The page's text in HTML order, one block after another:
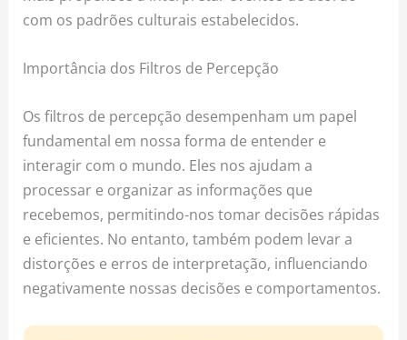
com os padrões culturais estabelecidos.
Importância dos Filtros de Percepção
Os filtros de percepção desempenham um papel
fundamental em nossa forma de entender e
interagir com o mundo. Eles nos ajudam a
processar e organizar as informações que
recebemos, permitindo-nos tomar decisões rápidas
e eficientes. No entanto, também podem levar a
distorções e erros de interpretação, influenciando
negativamente nossas decisões e comportamentos.